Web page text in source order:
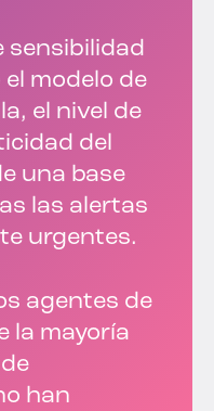
sensibilidad
modelo de
el nivel de
del
una base
las alertas
urgentes.
agentes de
la mayoría
han